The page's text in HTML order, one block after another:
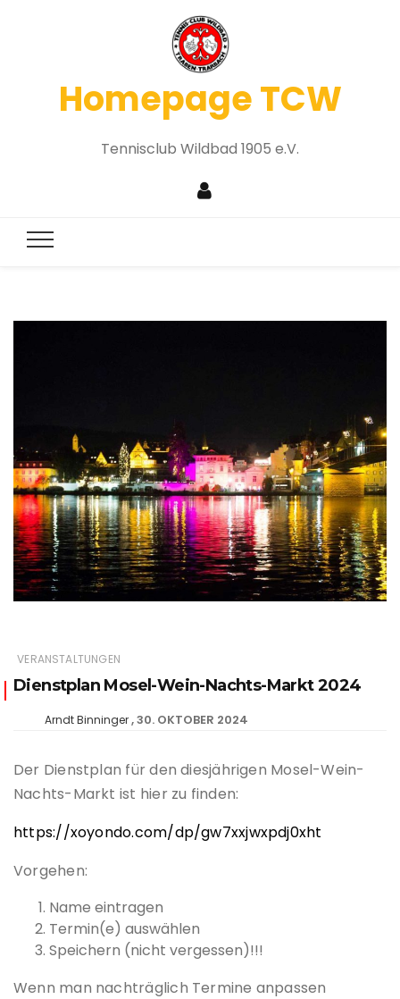
Homepage TCW
Tennisclub Wildbad 1905 e.V.
VERANSTALTUNGEN
Dienstplan Mosel-Wein-Nachts-Markt 2024
Arndt Binninger 30. OKTOBER 2024
Der Dienstplan für den diesjährigen Mosel-Wein-
Nachts-Markt ist hier zu finden:
https://xoyondo.com/dp/gw7xxjwxpdj0xht
Vorgehen:
Name eintragen
Termin(e) auswählen
Speichern (nicht vergessen)!!!
Wenn man nachträglich Termine anpassen